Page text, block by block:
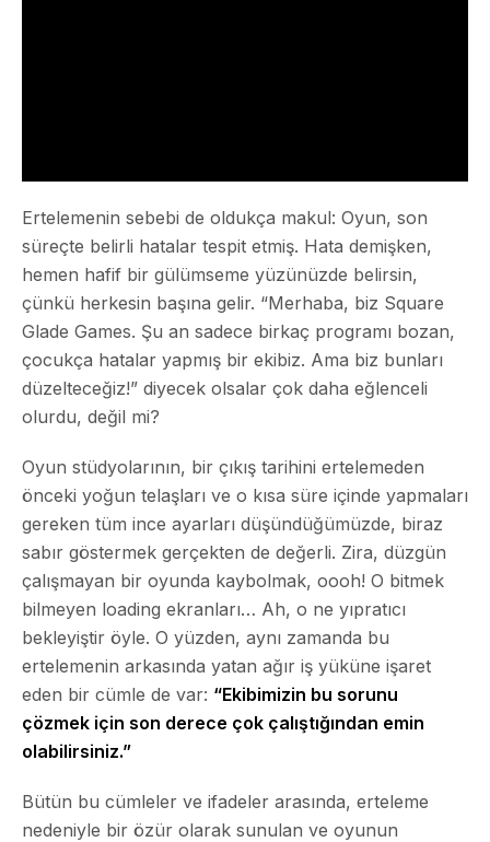
Ertelemenin sebebi de oldukça makul: Oyun, son
süreçte belirli hatalar tespit etmiş. Hata demişken,
hemen hafif bir gülümseme yüzünüzde belirsin,
çünkü herkesin başına gelir. “Merhaba, biz Square
Glade Games. Şu an sadece birkaç programı bozan,
çocukça hatalar yapmış bir ekibiz. Ama biz bunları
düzelteceğiz!” diyecek olsalar çok daha eğlenceli
olurdu, değil mi?
Oyun stüdyolarının, bir çıkış tarihini ertelemeden
önceki yoğun telaşları ve o kısa süre içinde yapmaları
gereken tüm ince ayarları düşündüğümüzde, biraz
sabır göstermek gerçekten de değerli. Zira, düzgün
çalışmayan bir oyunda kaybolmak, oooh! O bitmek
bilmeyen loading ekranları… Ah, o ne yıpratıcı
bekleyiştir öyle. O yüzden, aynı zamanda bu
ertelemenin arkasında yatan ağır iş yüküne işaret
eden bir cümle de var: “Ekibimizin bu sorunu
çözmek için son derece çok çalıştığından emin
olabilirsiniz.”
Bütün bu cümleler ve ifadeler arasında, erteleme
nedeniyle bir özür olarak sunulan ve oyunun